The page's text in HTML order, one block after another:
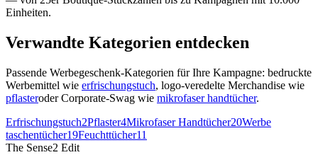
Einheiten.
Verwandte Kategorien entdecken
Passende Werbegeschenk-Kategorien für Ihre Kampagne: bedruckte
Werbemittel wie erfrischungstuch, logo-veredelte Merchandise wie
pflasteroder Corporate-Swag wie mikrofaser handtücher.
Erfrischungstuch2Pflaster4Mikrofaser Handtücher20Werbe
taschentücher19Feuchttücher11
The Sense2 Edit